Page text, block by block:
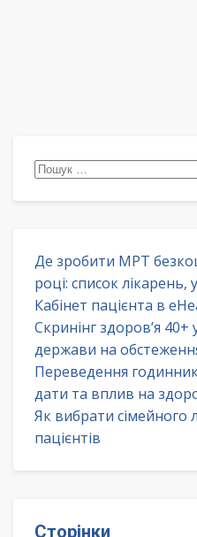
Пошук:
Де зробити МРТ
році: список
Кабінет пацієнта в
Скринінг здоров’я 40+
держави на
Переведення
дати та вплив на
Як вибрати сімейного
пацієнтів
Сторінки